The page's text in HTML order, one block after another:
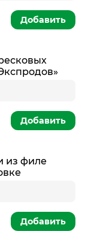
Добавить
Добавить
из филе
Добавить